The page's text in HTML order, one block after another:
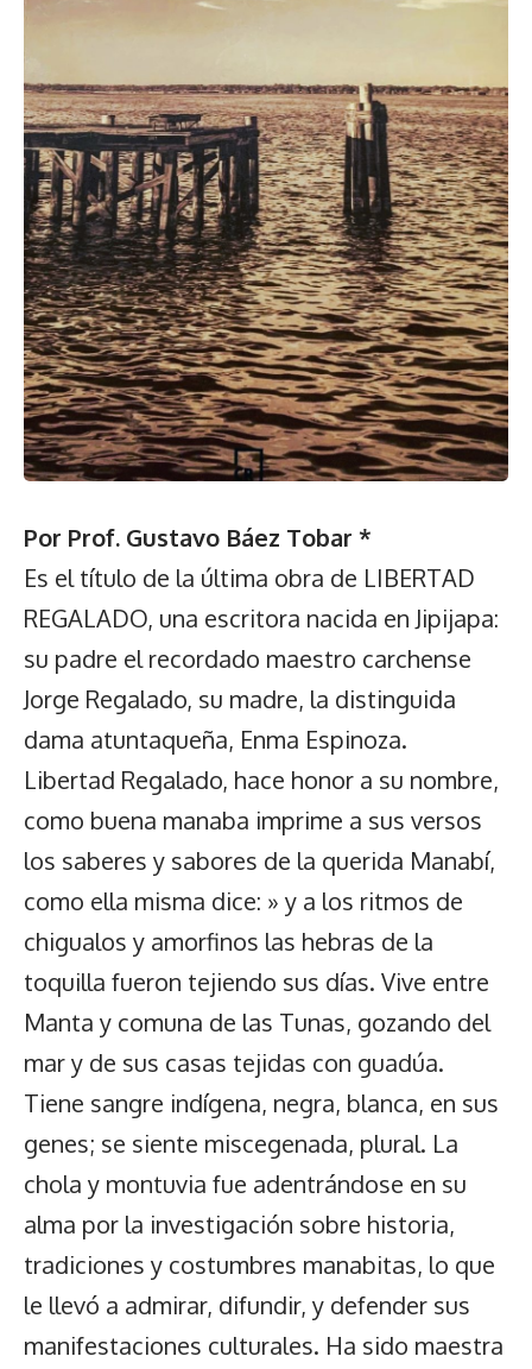
Por Prof. Gustavo Báez Tobar *
Es el título de la última obra de LIBERTAD
REGALADO, una escritora nacida en Jipijapa:
su padre el recordado maestro carchense
Jorge Regalado, su madre, la distinguida
dama atuntaqueña, Enma Espinoza.
Libertad Regalado, hace honor a su nombre,
como buena manaba imprime a sus versos
los saberes y sabores de la querida Manabí,
como ella misma dice: » y a los ritmos de
chigualos y amorfinos las hebras de la
toquilla fueron tejiendo sus días. Vive entre
Manta y comuna de las Tunas, gozando del
mar y de sus casas tejidas con guadúa.
Tiene sangre indígena, negra, blanca, en sus
genes; se siente miscegenada, plural. La
chola y montuvia fue adentrándose en su
alma por la investigación sobre historia,
tradiciones y costumbres manabitas, lo que
le llevó a admirar, difundir, y defender sus
manifestaciones culturales. Ha sido maestra